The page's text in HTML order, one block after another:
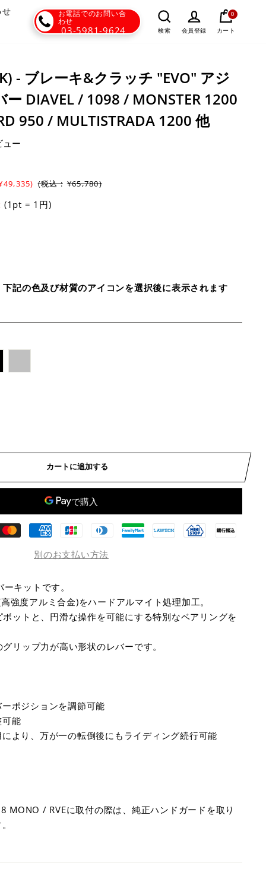
お電話でのお問い合
わせ
03-5981-9624 検索 会員登録 カート
0
- ブレーキ&クラッチ "EVO" アジ
DIAVEL / 1098 / MONSTER 1200
950 / MULTISTRADA 1200 他
ュー
(税込 : ¥65,780)
(1pt = 1円)
記の色及び材質のアイコンを選択後に表示されます
カートに追加する
別のお支払い方法
キットです。
強度アルミ合金)をハードアルマイト処理加工。
ットと、円滑な操作を可能にする特別なベアリングを
リップ力が高い形状のレバーです。
ポジションを調節可能
能
より、万が一の転倒後にもライディング続行可能
MONO / RVEに取付の際は、純正ハンドガードを取り